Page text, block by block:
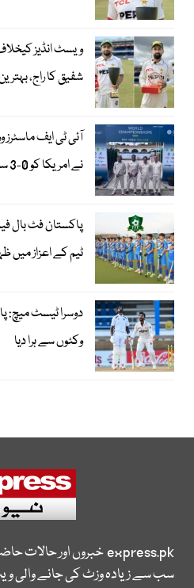
ویسٹ انڈیز کیخلاف
شفیق کا راج،
آئی ٹی ایف
نے امریکا کو 0-3 سے شکست دے دی
پاکستان فٹ بال
ٹیم کے اعزاز میں
وکٹوں سے ہرا دیا
express.pkخبروں اور حالات
سب سے زیادہ وزٹ کی جانے والی